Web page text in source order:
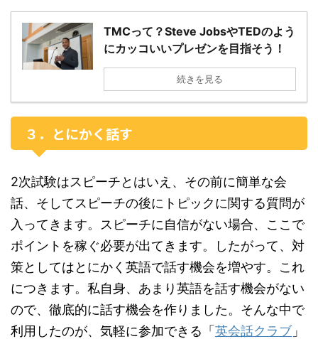
TMCって？Steve JobsやTEDのよう
にカッコいいプレゼンを目指そう！
続きを見る
３．とにかく話す
2次試験はスピーチとはいえ、その前に簡単な会
話、そしてスピーチの後にトピックに関する質問が
入ってきます。スピーチに自信がない場合、ここで
ポイントを稼ぐ必要が出てきます。したがって、対
策としてはとにかく英語で話す機会を増やす。これ
につきます。私自身、あまり英語を話す機会がない
ので、徹底的に話す機会を作りました。そんな中で
利用したのが、気軽に参加できる「英会話クラブ」